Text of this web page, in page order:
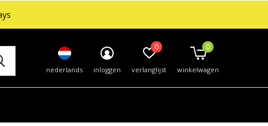
nederlands inloggen verlanglijst
0
winkelwagen
0